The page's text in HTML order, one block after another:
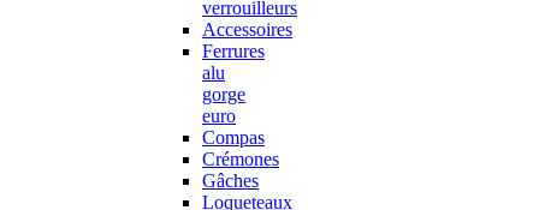
verrouilleurs
Accessoires
Ferrures
alu
gorge
euro
Compas
Crémones
Gâches
Loqueteaux